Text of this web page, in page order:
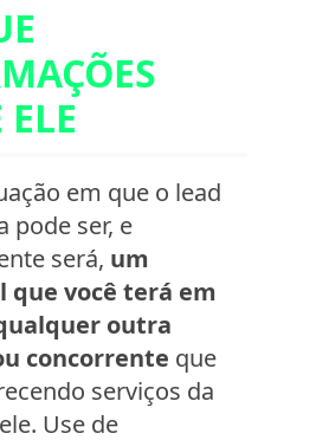
em que o lead
pode ser, e
será, um
que você terá em
outra
concorrente que
serviços da
Use de